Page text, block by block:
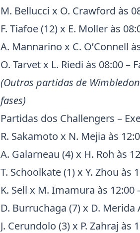
M. Bellucci x O. Crawford às
F. Tiafoe(12) x E. Moller às
A. Mannarino x C. O’Connell
O. Tarvet x L. Riedi às 08:00 –
(Outras partidas de Wimbledon
fases)
Partidas dos Challengers –
R. Sakamoto x N. Mejia às
A. Galarneau (4) x H. Roh às
T. Schoolkate (1) x Y. Zhou às
K. Sell x M. Imamura às 12:00
D. Burruchaga (7) x D. Merida
J. Cerundolo (3) x P. Zahraj às